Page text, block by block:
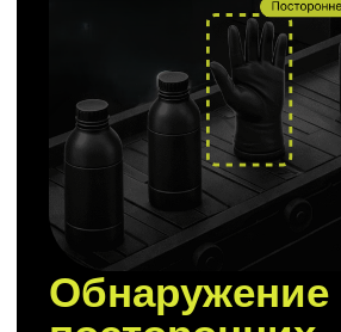
Анализ наполняемости
полок
Определение заполненности полок
товаром и отправка уведомлений при
снижении запасов